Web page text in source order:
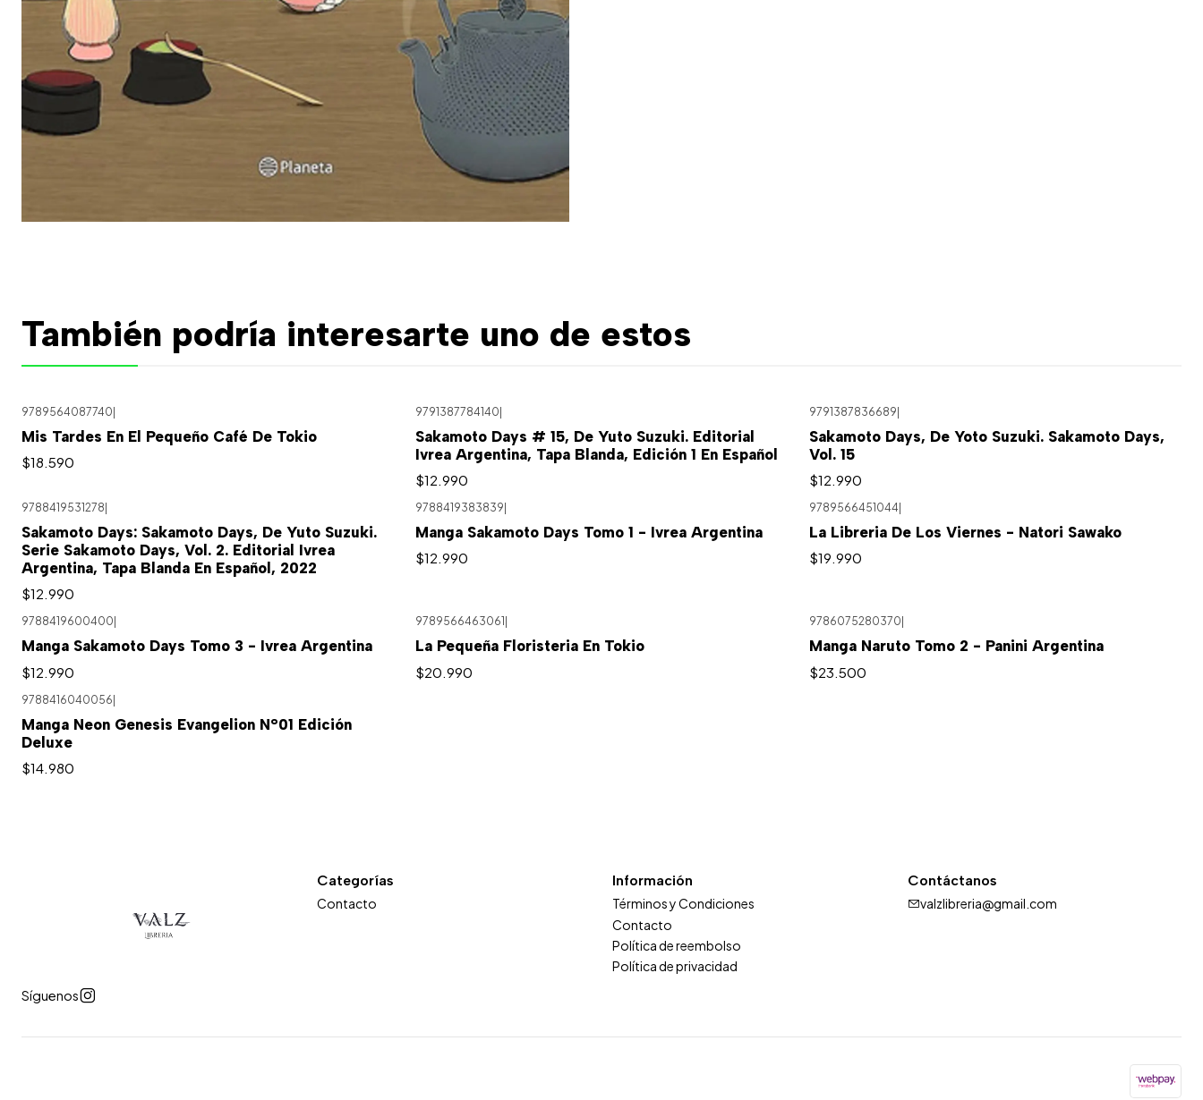
También podría interesarte uno de estos
9789564087740|
Mis Tardes En El Pequeño Café De Tokio
$18.590
9791387784140|
Sakamoto Days # 15, De Yuto Suzuki. Editorial
Ivrea Argentina, Tapa Blanda, Edición 1 En Español
$12.990
9791387836689|
Sakamoto Days, De Yoto Suzuki. Sakamoto Days,
Vol. 15
$12.990
9788419531278
Sakamoto Days: Sakamoto Days, De Yuto Suzuki.
Serie Sakamoto Days, Vol. 2. Editorial Ivrea
Argentina, Tapa Blanda En Español, 2022
$12.990
9788419383839
Manga Sakamoto Days Tomo 1 - Ivrea Argentina
$12.990
9789566451044
La Libreria De Los Viernes - Natori Sawako
$19.990
9788419600400
Manga Sakamoto Days Tomo 3 - Ivrea Argentina
$12.990
9789566463061
La Pequeña Floristeria En Tokio
$20.990
9786075280370
Manga Naruto Tomo 2 - Panini Argentina
$23.500
9788416040056|
Manga Neon Genesis Evangelion N°01 Edición
Deluxe
$14.980
Síguenos
Categorías
Contacto
Información
Términos y Condiciones
Contacto
Política de reembolso
Política de privacidad
Contáctanos
valzlibreria@gmail.com